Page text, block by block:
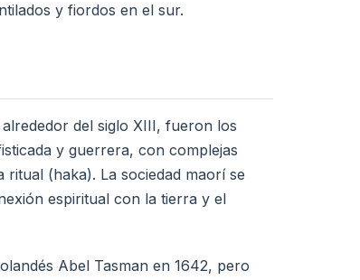
y fiordos en el sur.
del siglo XIII, fueron los
y guerrera, con complejas
(haka). La sociedad maorí se
espiritual con la tierra y el
Abel Tasman en 1642, pero